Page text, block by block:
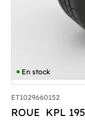
En stock
ET1029660152
ROUE KPL